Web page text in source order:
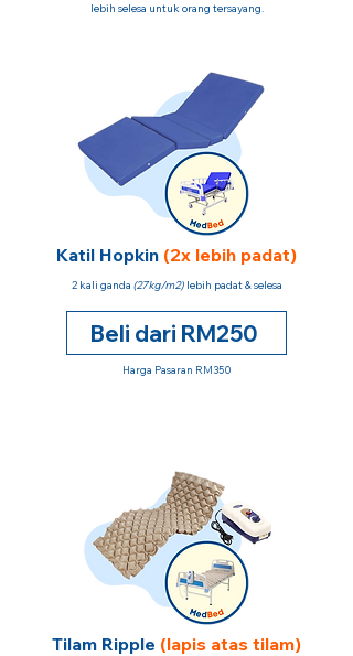
lebih selesa untuk orang tersayang.
Katil Hopkin (2x lebih padat)
2 kali ganda (27kg/m2)lebih padat & selesa
Beli dari RM250
Harga Pasaran RM350
Tilam Ripple (lapis atas tilam)